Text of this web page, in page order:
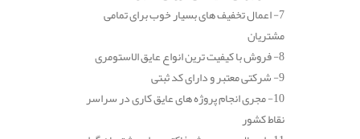
7- اعمال تخفیف های بسیار خوب برای تمامی
مشتریان
8- فروش با کیفیت ترین انواع عایق الاستومری
9- شرکتی معتبر و دارای کد ثبتی
10- مجری انجام پروژه های عایق کاری در سراسر
نقاط کشور